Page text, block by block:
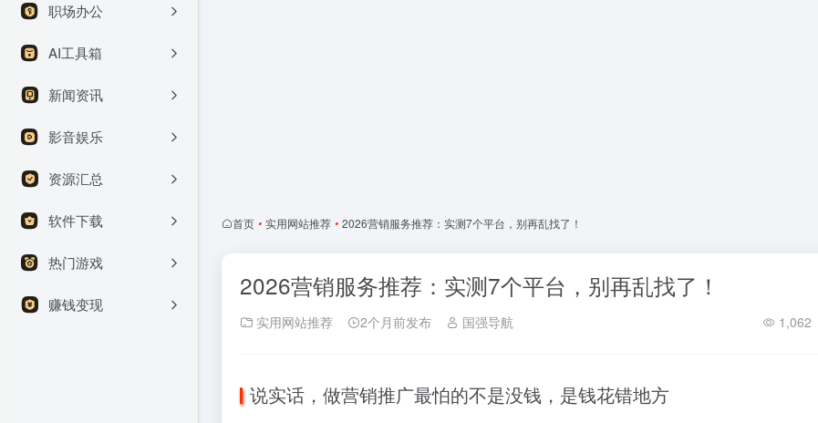
职场办公
AI工具箱
新闻资讯
影音娱乐
资源汇总
软件下载
热门游戏
赚钱变现
首页 • 实用网站推荐 • 2026营销服务推荐：实测7个平台，别再乱找了！
2026营销服务推荐：实测7个平台，别再乱找了！
实用网站推荐 2个月前发布 国强导航 1,062
说实话，做营销推广最怕的不是没钱，是钱花错地方